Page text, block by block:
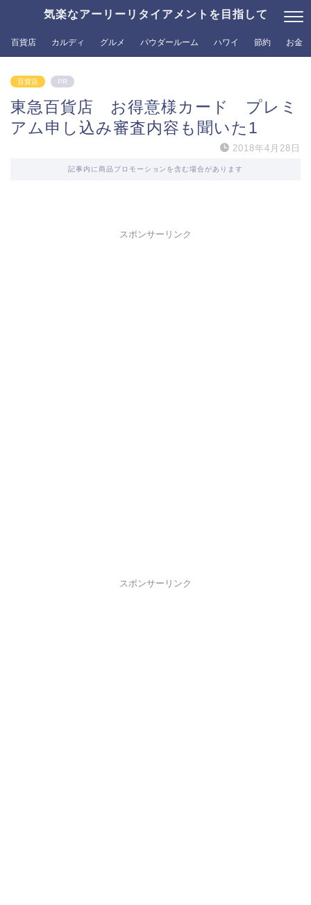
気楽なアーリーリタイアメントを目指して
百貨店 カルディ グルメ パウダールーム ハワイ 節約 お金
百貨店 PR
東急百貨店 お得意様カード プレミ
アム申し込み審査内容も聞いた1
2018年4月28日
記事内に商品プロモーションを含む場合があります
スポンサーリンク
スポンサーリンク